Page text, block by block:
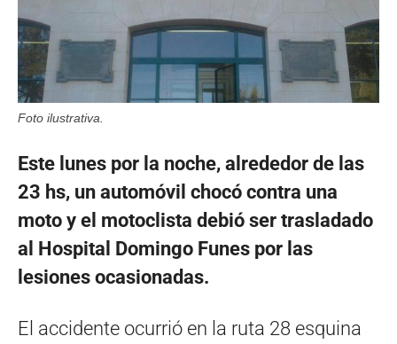
Foto ilustrativa.
Este lunes por la noche, alrededor de las
23 hs, un automóvil chocó contra una
moto y el motoclista debió ser trasladado
al Hospital Domingo Funes por las
lesiones ocasionadas.
El accidente ocurrió en la ruta 28 esquina